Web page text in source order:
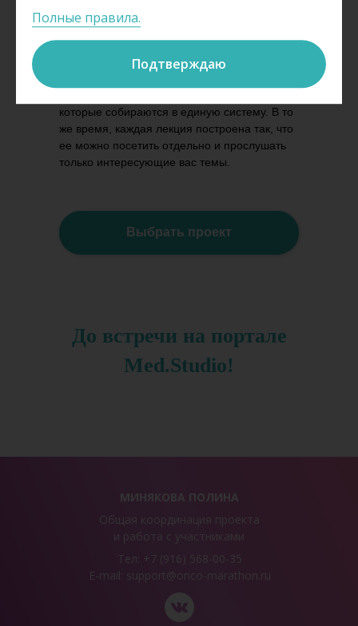
Полные правила.
Подтверждаю
Тематические проекты:
которые собираются в единую систему. В то
же время, каждая лекция построена так, что
ее можно посетить отдельно и прослушать
только интересующие вас темы.
Выбрать проект
До встречи на портале
Med.Studio!
МИНЯКОВА ПОЛИНА
Тел: +7 (916) 568-00-35
E-mail: support@onco-marathon.ru
Общая координация проекта
и работа с участниками